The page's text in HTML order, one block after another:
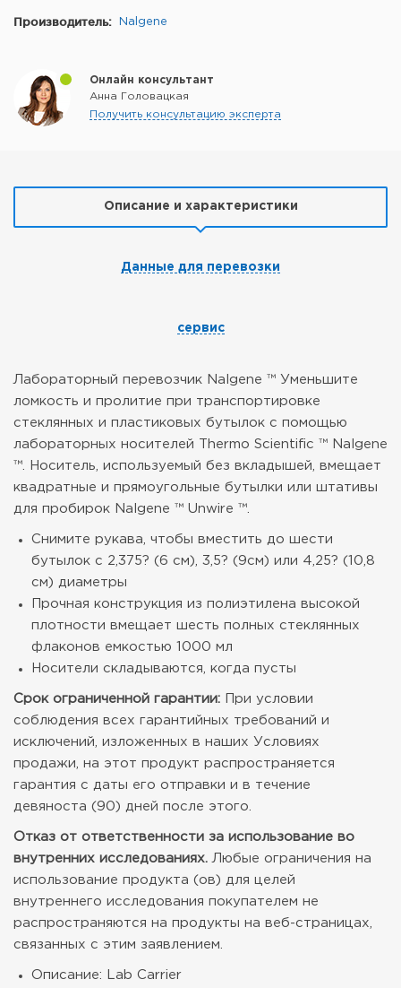
Производитель: Nalgene
Онлайн консультант
Анна Головацкая
Получить консультацию эксперта
Описание и характеристики
Данные для перевозки
сервис
Лабораторный перевозчик Nalgene ™ Уменьшите
ломкость и пролитие при транспортировке
стеклянных и пластиковых бутылок с помощью
лабораторных носителей Thermo Scientific ™ Nalgene
™. Носитель, используемый без вкладышей, вмещает
квадратные и прямоугольные бутылки или штативы
для пробирок Nalgene ™ Unwire ™.
Снимите рукава, чтобы вместить до шести
бутылок с 2,375? (6 см), 3,5? (9см) или 4,25? (10,8
см) диаметры
Прочная конструкция из полиэтилена высокой
плотности вмещает шесть полных стеклянных
флаконов емкостью 1000 мл
Носители складываются, когда пусты
Срок ограниченной гарантии: При условии
соблюдения всех гарантийных требований и
исключений, изложенных в наших Условиях
продажи, на этот продукт распространяется
гарантия с даты его отправки и в течение
девяноста (90) дней после этого.
Отказ от ответственности за использование во
внутренних исследованиях. Любые ограничения на
использование продукта (ов) для целей
внутреннего исследования покупателем не
распространяются на продукты на веб-страницах,
связанных с этим заявлением.
Описание: Lab Carrier